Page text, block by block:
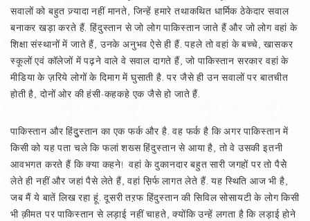
सवालों को बहुत ज़्यादा नहीं मानते, जिन्हें हमारे तथाकथित धार्मिक ठेकेदार सवाल
बनाकर खड़ा करते हैं. हिंदुस्तान से जो लोग पाकिस्तान जाते हैं और जो लोग वहां के
शिक्षा संस्थानों में जाते हैं, उनके अनुभव ऐसे ही हैं. पहले तो वहां के बच्चे, खासकर
स्कूलों एवं कॉलेजों में पढ़ने वाले वे सवाल दागते हैं, जो पाकिस्तान सरकार वहां के
मीडिया के ज़रिये लोगों के दिमाग में घुसाती है. पर जैसे ही उन सवालों पर बातचीत
होती है, दोनों ओर की हंसी-कहकहे एक जैसे हो जाते हैं.
पाकिस्तान और हिंदुुस्तान का एक फर्क और है. वह फर्क है कि अगर पाकिस्तान में
किसी को यह पता चले कि फलां शख्स हिंदुस्तान से आया है, तो वे उसकी इतनी
आवभगत करते हैं कि क्या कहने! वहां के दुकानदार बहुत सारी जगहों पर तो पैसेे
लेते ही नहीं और जहां पैसे लेते हैं, वहां स़िर्फ लागत लेते हैं. यह स्थिति आज भी है,
जब मैं ये बातें लिख रहा हूं. दूसरी तऱफ हिंदुस्तान की सिविल सोसायटी के लोग किसी
भी क़ीमत पर पाकिस्तान से लड़ाई नहीं चाहते, क्योंकि उन्हें लगता है कि लड़ाई होने